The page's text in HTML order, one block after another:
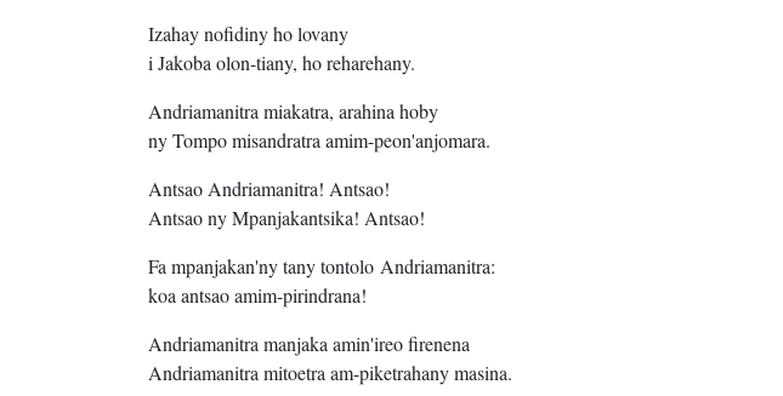
Izahay nofidiny ho lovany
i Jakoba olon-tiany, ho reharehany.
Andriamanitra miakatra, arahina hoby
ny Tompo misandratra amim-peon'anjomara.
Antsao Andriamanitra! Antsao!
Antsao ny Mpanjakantsika! Antsao!
Fa mpanjakan'ny tany tontolo Andriamanitra:
koa antsao amim-pirindrana!
Andriamanitra manjaka amin'ireo firenena
Andriamanitra mitoetra am-piketrahany masina.